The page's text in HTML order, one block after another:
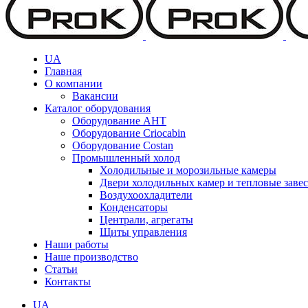
UA
Главная
О компании
Вакансии
Каталог оборудования
Оборудование AHT
Оборудование Criocabin
Оборудование Costan
Промышленный холод
Холодильные и морозильные камеры
Двери холодильных камер и тепловые
Воздухоохладители
Конденсаторы
Централи, агрегаты
Щиты управления
Наши работы
Наше производство
Статьи
Контакты
UA